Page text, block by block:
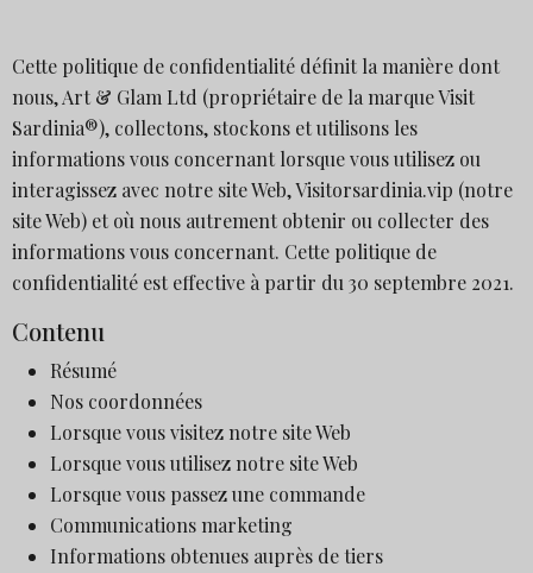
Cette politique de confidentialité définit la manière dont
nous, Art & Glam Ltd (propriétaire de la marque Visit
Sardinia®), collectons, stockons et utilisons les
informations vous concernant lorsque vous utilisez ou
interagissez avec notre site Web, Visitorsardinia.vip (notre
site Web) et où nous autrement obtenir ou collecter des
informations vous concernant. Cette politique de
confidentialité est effective à partir du 30 septembre 2021.
Contenu
Résumé
Nos coordonnées
Lorsque vous visitez notre site Web
Lorsque vous utilisez notre site Web
Lorsque vous passez une commande
Communications marketing
Informations obtenues auprès de tiers